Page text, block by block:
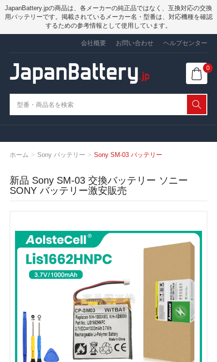
JapanBattery.jpの商品は、各メーカーの純正品ではなく、互換対応の交換
用バッテリーです。掲載されているメーカー名・型番は、対応機種を確認
するための参考情報として使用しています。
会社概要 お問い合わせ ヘルプセンター
0
ホーム Sony バッテリー Sony SM-03 バッテリー
新品 Sony SM-03 交換バッテリー ソニー
SONY バッテリー激安販売